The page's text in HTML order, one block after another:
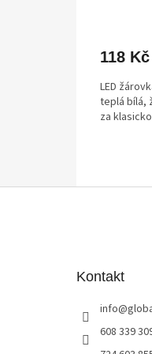
118 Kč
LED
teplá bílá,
za
Kontakt
info@
608 339